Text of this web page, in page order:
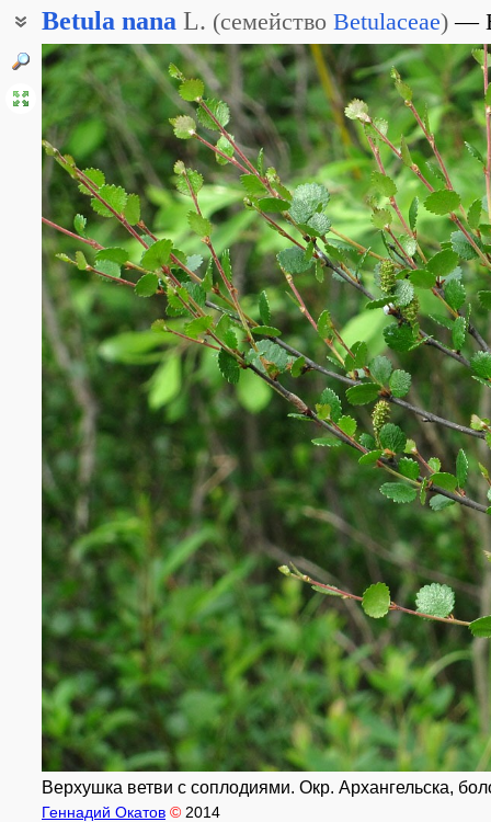
Betula nana L. (семейство Betulaceae)
Берёзка карликовая
Берёзовый стланик
Ерник
Верхушка ветви с соплодиями. Окр. Архангельска,
Геннадий Окатов © 2014